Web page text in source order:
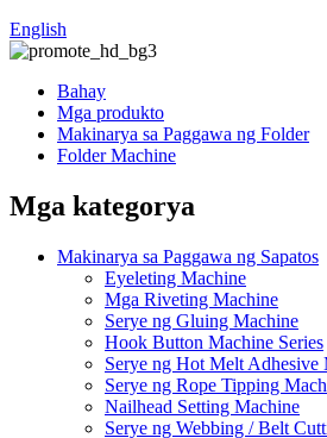
English
Bahay
Mga produkto
Makinarya sa Paggawa ng Folder
Folder Machine
Mga kategorya
Makinarya sa Paggawa ng Sapatos
Eyeleting Machine
Mga Riveting Machine
Serye ng Gluing Machine
Hook Button Machine Series
Serye ng Hot Melt Adhesive
Serye ng Rope Tipping
Nailhead Setting Machine
Serye ng Webbing / Belt